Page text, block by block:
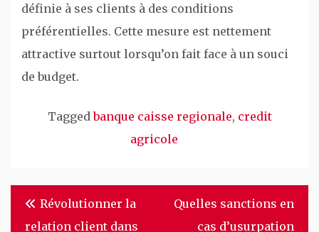
définie à ses clients à des conditions
préférentielles. Cette mesure est nettement
attractive surtout lorsqu’on fait face à un souci
de budget.
Taggedbanque caisse regionale, credit
agricole
Navigation
Révolutionner la
relation client dans
Quelles sanctions en
cas d’usurpation